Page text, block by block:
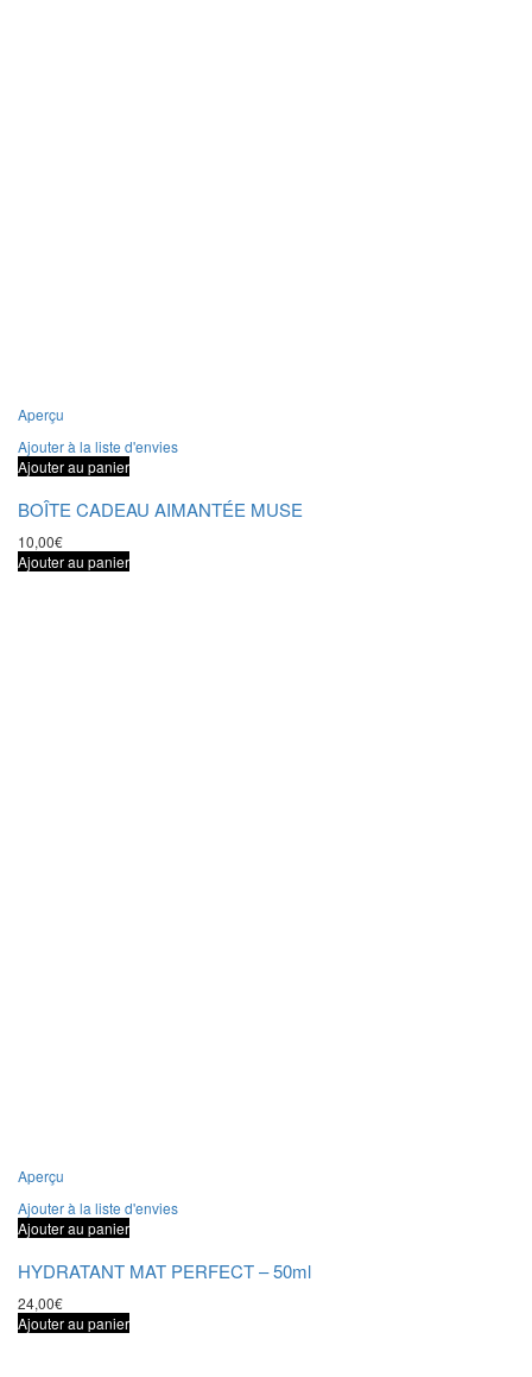
Aperçu
Ajouter à la liste d'envies
Ajouter au panier
BOÎTE CADEAU AIMANTÉE MUSE
10,00€
Ajouter au panier
Aperçu
Ajouter à la liste d'envies
Ajouter au panier
HYDRATANT MAT PERFECT – 50ml
24,00€
Ajouter au panier